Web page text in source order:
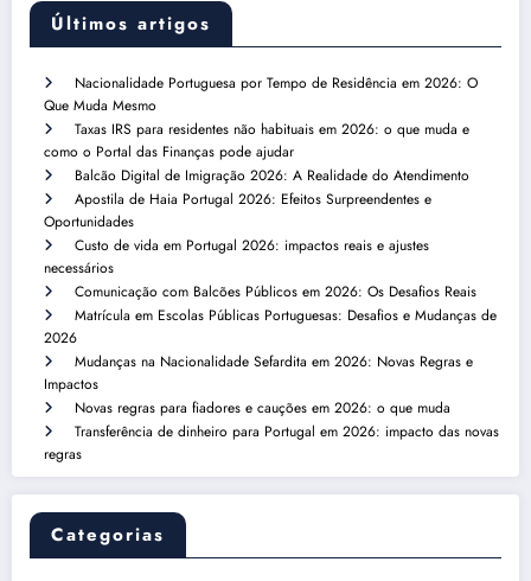
Últimos artigos
Nacionalidade Portuguesa por Tempo de Residência em 2026: O
Que Muda Mesmo
Taxas IRS para residentes não habituais em 2026: o que muda e
como o Portal das Finanças pode ajudar
Balcão Digital de Imigração 2026: A Realidade do Atendimento
Apostila de Haia Portugal 2026: Efeitos Surpreendentes e
Oportunidades
Custo de vida em Portugal 2026: impactos reais e ajustes
necessários
Comunicação com Balcões Públicos em 2026: Os Desafios Reais
Matrícula em Escolas Públicas Portuguesas: Desafios e Mudanças de
2026
Mudanças na Nacionalidade Sefardita em 2026: Novas Regras e
Impactos
Novas regras para fiadores e cauções em 2026: o que muda
Transferência de dinheiro para Portugal em 2026: impacto das novas
regras
Categorias